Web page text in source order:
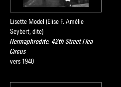
Lisette Model (Elise F. Amélie
Seybert, dite)
Hermaphrodite, 42th Street Flea
Circus
vers 1940